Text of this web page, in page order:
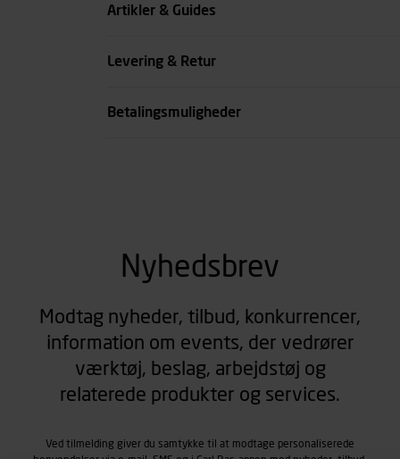
Artikler & Guides
Levering & Retur
Betalingsmuligheder
Nyhedsbrev
Modtag nyheder, tilbud, konkurrencer,
information om events, der vedrører
værktøj, beslag, arbejdstøj og
relaterede produkter og services.
Ved tilmelding giver du samtykke til at modtage personaliserede